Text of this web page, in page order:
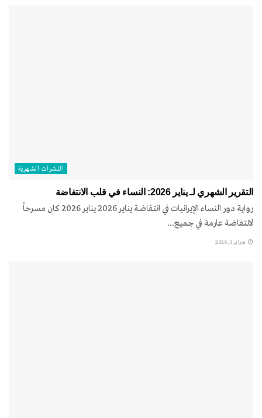
النشرات الشهریة
التقرير الشهري لـ يناير 2026: النساء في قلب الانتفاضة
رواية دور النساء الإيرانيات في انتفاضة يناير 2026 يناير 2026 كان مسرحاً
لانتفاضة عارمة في جميع...
فبراير 3, 2026